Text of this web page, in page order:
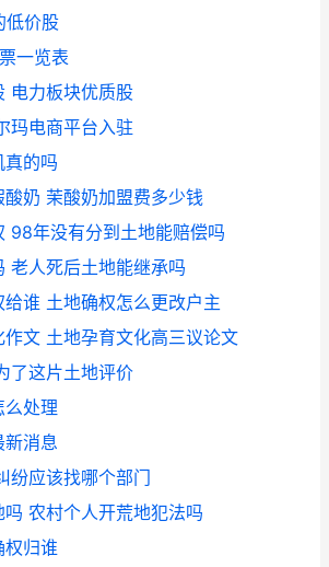
低价股
一览表
电力板块优质股
玛电商平台入驻
真的吗
奶 茉酸奶加盟费多少钱
98年没有分到土地能赔偿吗
老人死后土地能继承吗
谁 土地确权怎么更改户主
作文 土地孕育文化高三议论文
了这片土地评价
么处理
新消息
纷应该找哪个部门
农村个人开荒地犯法吗
权归谁